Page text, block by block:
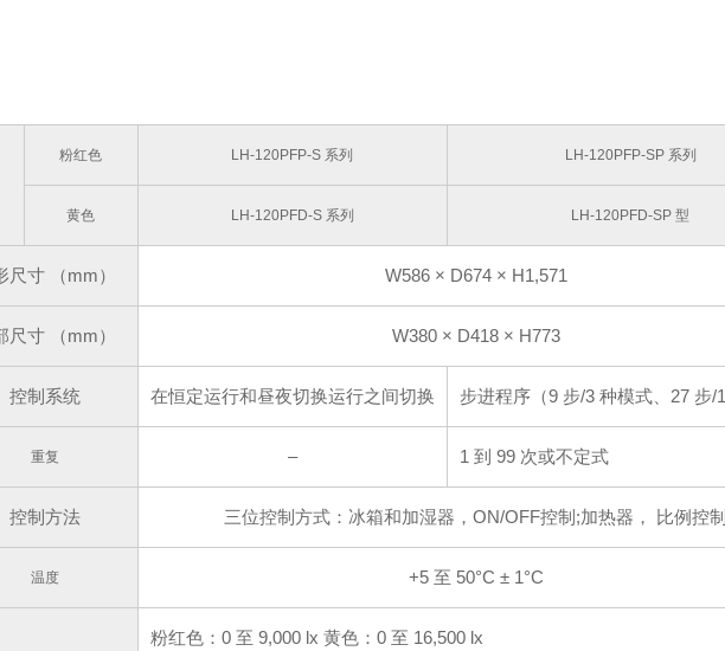
粉红色 LH-120PFP-S 系列 LH-120PFP-SP 系列
黄色 LH-120PFD-S 系列 LH-120PFD-SP 型
尺寸 （mm） W586 × D674 × H1,571
尺寸 （mm） W380 × D418 × H773
控制系统 在恒定运行和昼夜切换运行之间切换 步进程序（9 步/3 种模式、27 步/1
重复 – 1 到 99 次或不定式
控制方法 三位控制方式：冰箱和加湿器，ON/OFF控制;加热器， 比例控制
温度 +5 至 50°C ± 1°C
粉红色：0 至 9,000 lx 黄色：0 至 16,500 lx